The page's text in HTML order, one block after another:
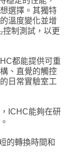
選擇。其獨特
溫度變化並增
制測試，以更
都能提供可重
、直覺的觸控
日常實驗室工
ICHC能夠在研
的轉換時間和